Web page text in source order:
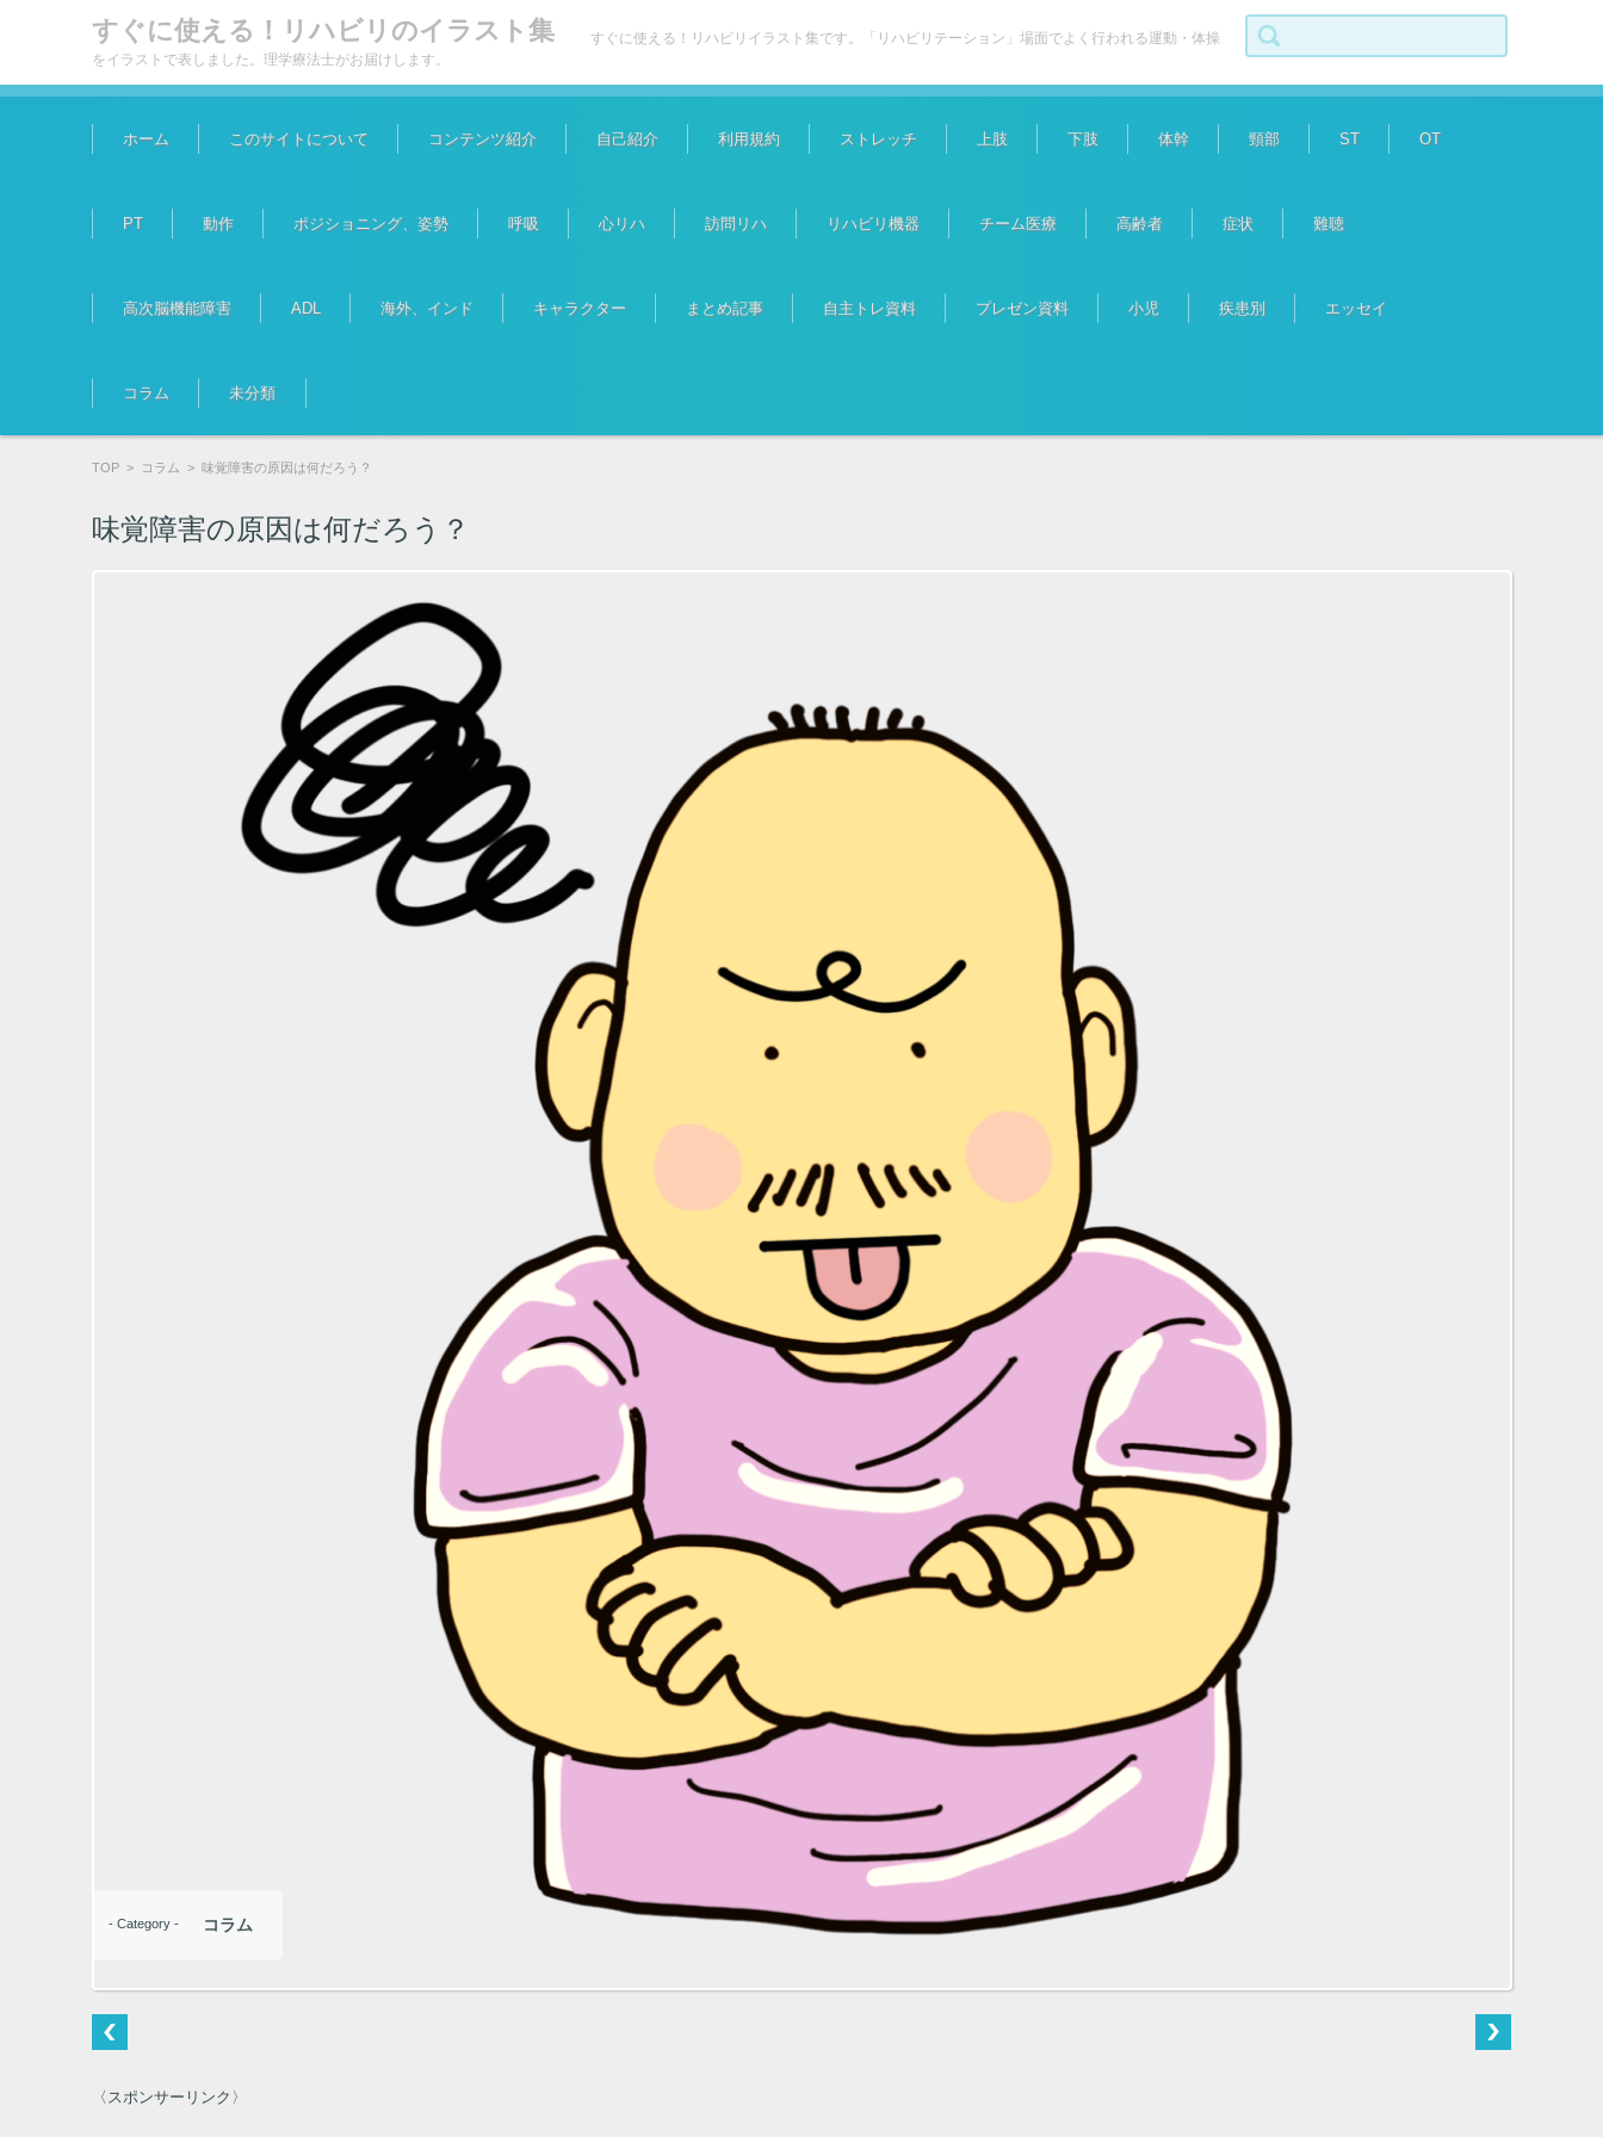
すぐに使える！リハビリのイラスト集
すぐに使える！リハビリイラスト集です。「リハビリテーション」場面でよく行われる運動・体操
をイラストで表しました。理学療法士がお届けします。
検索:
コンテンツに移動
ホーム このサイトについて コンテンツ紹介 自己紹介 利用規約 ストレッチ 上肢 下肢 体幹 頸部 ST OT
PT 動作 ポジショニング、姿勢 呼吸 心リハ 訪問リハ リハビリ機器 チーム医療 高齢者 症状 難聴
高次脳機能障害 ADL 海外、インド キャラクター まとめ記事 自主トレ資料 プレゼン資料 小児 疾患別 エッセイ
コラム 未分類
TOP > コラム > 味覚障害の原因は何だろう？
味覚障害の原因は何だろう？
- Category - コラム
〈スポンサーリンク〉